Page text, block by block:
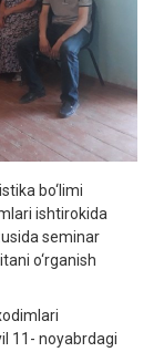
bo‘limi
ishtirokida
seminar
o‘rganish
11- noyabrdagi